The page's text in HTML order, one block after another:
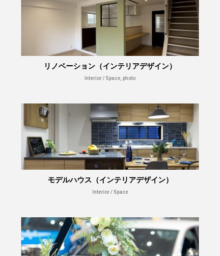
リノベーション（インテリアデザイン）
Interior / Space, photo
モデルハウス（インテリアデザイン）
Interior / Space